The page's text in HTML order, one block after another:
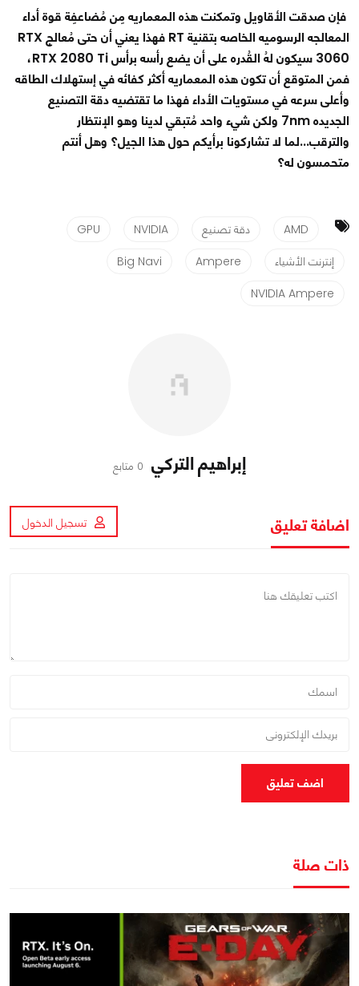
فإن صدقت الأقاويل وتمكنت هذه المعماريه مِن مُضاعفِة قوة أداء
المعالجه الرسوميه الخاصه بتقنية RT فهذا يعني أن حتى مُعالج RTX
3060 سيكون لهُ القُدره على أن يضع رأسه برأس RTX 2080 Ti،
فمن المتوقع أن تكون هذه المعماريه أكثر كفائه في إستهلاك الطاقه
وأعلى سرعه في مستويات الأداء فهذا ما تقتضيه دقة التصنيع
الجديده 7nm ولكن شيء واحد مُتبقي لدينا وهو الإنتظار
والترقب...لما لا تشاركونا برأيكم حول هذا الجيل؟ وهل أنتم
متحمسون له؟
AMD دقة تصنيع NVIDIA
GPU
إنترنت الأشياء
Ampere
Big Navi
NVIDIA Ampere
إبراهيم التركي 0 متابع
اضافة تعليق تسجيل الدخول
اضف تعليق
ذات صلة